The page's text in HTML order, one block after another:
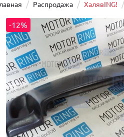
Распродажа ХалявING!
-12%